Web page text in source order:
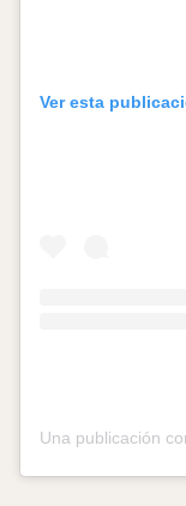
Ver esta